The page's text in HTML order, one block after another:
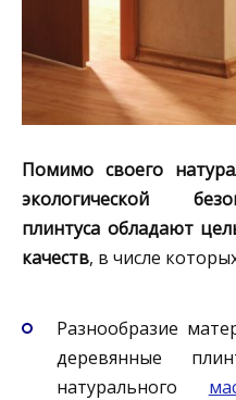
Помимо своего
экологической
плинтуса обладают
качеств, в числе
Разнообразие
деревянные
натурального